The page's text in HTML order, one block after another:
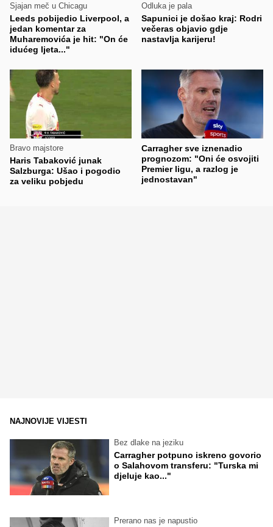
Sjajan meč u Chicagu
Leeds pobijedio Liverpool, a
jedan komentar za
Muharemovića je hit: "On će
idućeg ljeta..."
Odluka je pala
Sapunici je došao kraj: Rodri
večeras objavio gdje
nastavlja karijeru!
Bravo majstore
Haris Tabaković junak
Salzburga: Ušao i pogodio
za veliku pobjedu
Carragher sve iznenadio
prognozom: "Oni će osvojiti
Premier ligu, a razlog je
jednostavan"
NAJNOVIJE VIJESTI
Bez dlake na jeziku
Carragher potpuno iskreno govorio
o Salahovom transferu: "Turska mi
djeluje kao..."
Prerano nas je napustio